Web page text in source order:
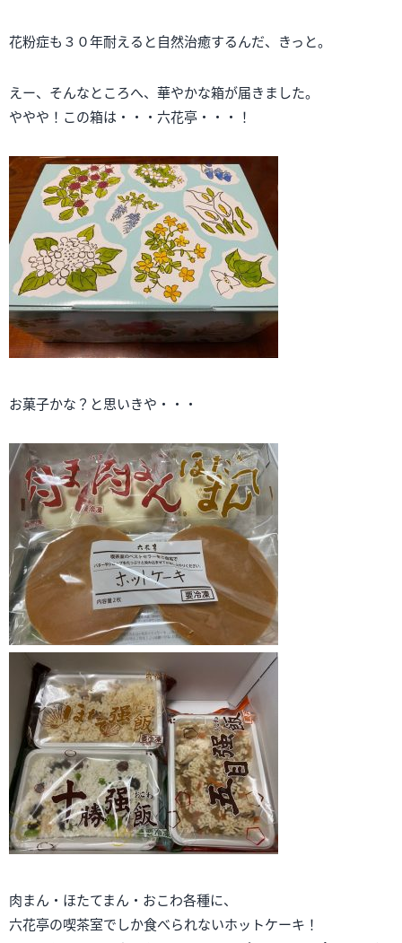
花粉症も３０年耐えると自然治癒するんだ、きっと。
えー、そんなところへ、華やかな箱が届きました。
ややや！この箱は・・・六花亭・・・！
お菓子かな？と思いきや・・・
肉まん・ほたてまん・おこわ各種に、
六花亭の喫茶室でしか食べられないホットケーキ！